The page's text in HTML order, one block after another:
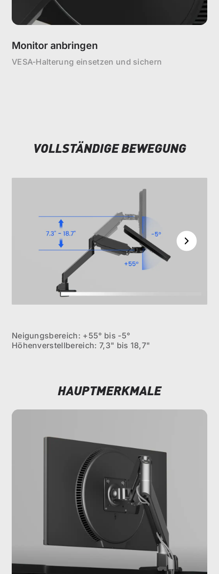
Monitor anbringen
VESA-Halterung einsetzen und sichern
VOLLSTÄNDIGE BEWEGUNG
Neigungsbereich: +55° bis -5°
Höhenverstellbereich: 7,3" bis 18,7"
HAUPTMERKMALE